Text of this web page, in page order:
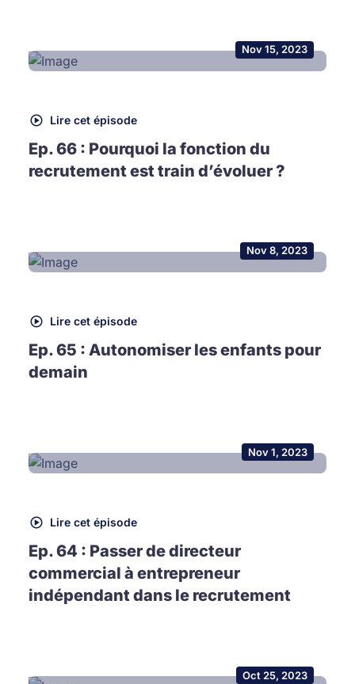
Nov 15, 2023
Lire cet épisode
Ep. 66 : Pourquoi la fonction du
recrutement est train d’évoluer ?
Nov 8, 2023
Lire cet épisode
Ep. 65 : Autonomiser les enfants pour
demain
Nov 1, 2023
Lire cet épisode
Ep. 64 : Passer de directeur
commercial à entrepreneur
indépendant dans le recrutement
Oct 25, 2023